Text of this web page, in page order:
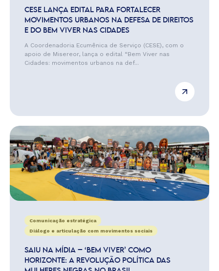
CESE LANÇA EDITAL PARA FORTALECER
MOVIMENTOS URBANOS NA DEFESA DE DIREITOS
E DO BEM VIVER NAS CIDADES
A Coordenadoria Ecumênica de Serviço (CESE), com o
apoio de Misereor, lança o edital “Bem Viver nas
Cidades: movimentos urbanos na def...
Comunicação estratégica
Diálogo e articulação com movimentos sociais
SAIU NA MÍDIA – ‘BEM VIVER’ COMO
HORIZONTE: A REVOLUÇÃO POLÍTICA DAS